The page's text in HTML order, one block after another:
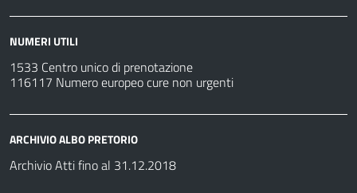
NUMERI UTILI
1533 Centro unico di prenotazione
116117 Numero europeo cure non urgenti
ARCHIVIO ALBO PRETORIO
Archivio Atti fino al 31.12.2018